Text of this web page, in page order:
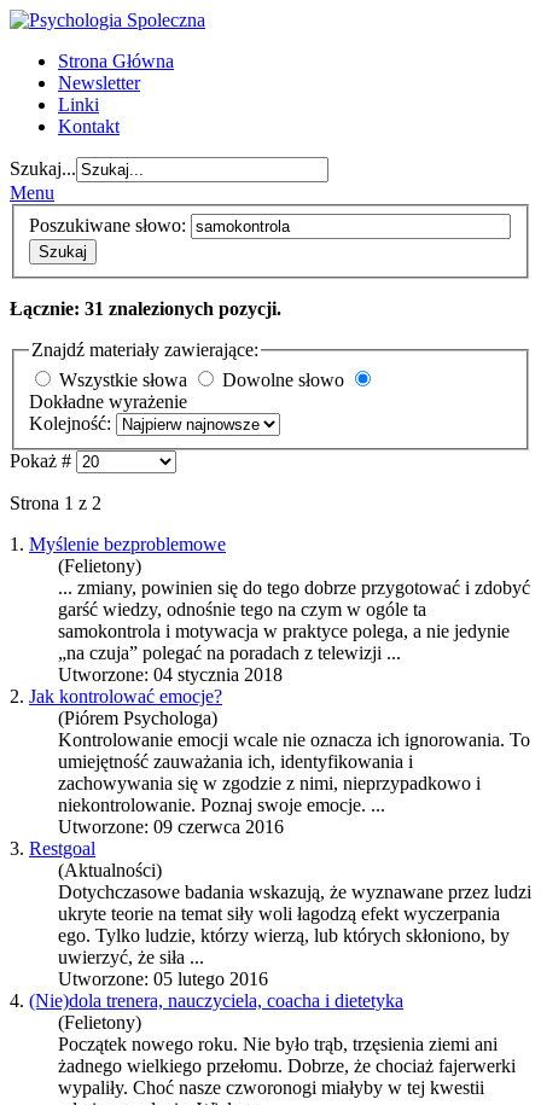
Strona Główna
Newsletter
Linki
Kontakt
Szukaj...
Menu
Poszukiwane słowo:
Szukaj
Łącznie: 31 znalezionych pozycji.
Znajdź materiały zawierające:
Wszystkie słowa
Dowolne słowo
Dokładne wyrażenie
Kolejność:
Pokaż #
Strona 1 z 2
1. Myślenie bezproblemowe
(Felietony)
... zmiany, powinien się do tego dobrze przygotować i zdobyć
garść wiedzy, odnośnie tego na czym w ogóle ta
samokontrola i motywacja w praktyce polega, a nie jedynie
„na czuja” polegać na poradach z telewizji ...
Utworzone: 04 stycznia 2018
2. Jak kontrolować emocje?
(Piórem Psychologa)
Kontrolowanie emocji wcale nie oznacza ich ignorowania. To
umiejętność zauważania ich, identyfikowania i
zachowywania się w zgodzie z nimi, nieprzypadkowo i
niekontrolowanie. Poznaj swoje emocje. ...
Utworzone: 09 czerwca 2016
3. Restgoal
(Aktualności)
Dotychczasowe badania wskazują, że wyznawane przez ludzi
ukryte teorie na temat siły woli łagodzą efekt wyczerpania
ego. Tylko ludzie, którzy wierzą, lub których skłoniono, by
uwierzyć, że siła ...
Utworzone: 05 lutego 2016
4. (Nie)dola trenera, nauczyciela, coacha i dietetyka
(Felietony)
Początek nowego roku. Nie było trąb, trzęsienia ziemi ani
żadnego wielkiego przełomu. Dobrze, że chociaż fajerwerki
wypaliły. Choć nasze czworonogi miałyby w tej kwestii